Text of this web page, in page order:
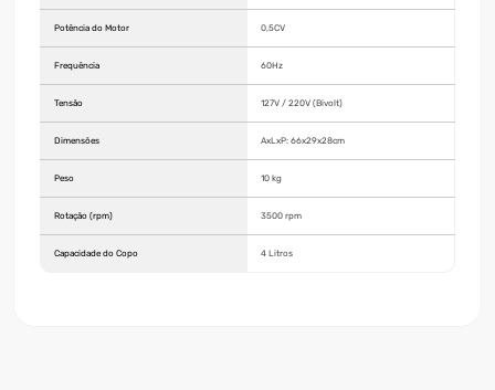
Potência do Motor 0,5CV
Frequência 60Hz
Tensão 127V / 220V (Bivolt)
Dimensões AxLxP: 66x29x28cm
Peso 10 kg
Rotação (rpm) 3500 rpm
Capacidade do Copo 4 Litros